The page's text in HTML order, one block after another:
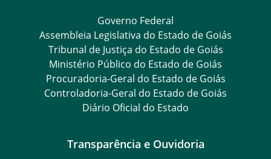
Governo Federal
Assembleia Legislativa do Estado de Goiás
Tribunal de Justiça do Estado de Goiás
Ministério Público do Estado de Goiás
Procuradoria-Geral do Estado de Goiás
Controladoria-Geral do Estado de Goiás
Diário Oficial do Estado
Transparência e Ouvidoria